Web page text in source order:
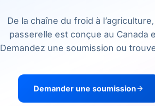
De la chaîne du froid à
passerelle est conçue au Canada
Demandez une soumission ou
Demander une soumission